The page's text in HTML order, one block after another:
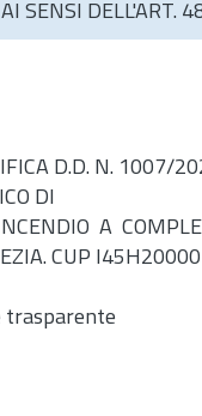
AI SENSI DELL'ART.
D.D. N. 1007/
DI
A
CUP
trasparente